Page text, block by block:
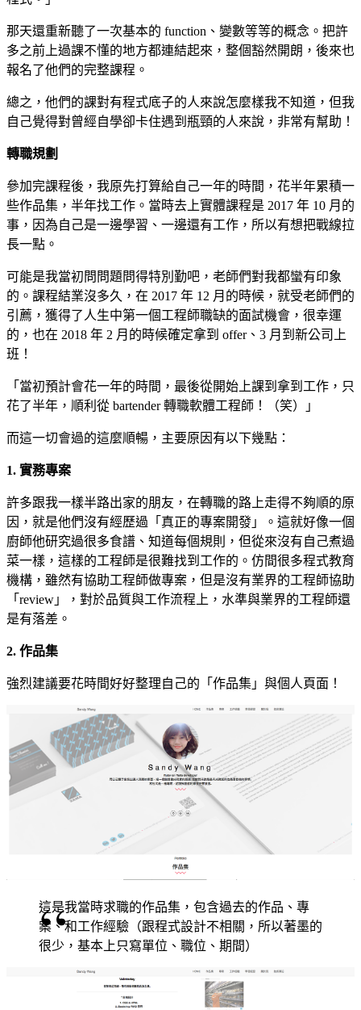
那天還重新聽了一次基本的 function、變數等等的概念。把許
多之前上過課不懂的地方都連結起來，整個豁然開朗，後來也
報名了他們的完整課程。
總之，他們的課對有程式底子的人來說怎麼樣我不知道，但我
自己覺得對曾經自學卻卡住遇到瓶頸的人來說，非常有幫助！
轉職規劃
參加完課程後，我原先打算給自己一年的時間，花半年累積一
些作品集，半年找工作。當時去上實體課程是 2017 年 10 月的
事，因為自己是一邊學習、一邊還有工作，所以有想把戰線拉
長一點。
可能是我當初問問題問得特別勤吧，老師們對我都蠻有印象
的。課程結業沒多久，在 2017 年 12 月的時候，就受老師們的
引薦，獲得了人生中第一個工程師職缺的面試機會，很幸運
的，也在 2018 年 2 月的時候確定拿到 offer、3 月到新公司上
班！
「當初預計會花一年的時間，最後從開始上課到拿到工作，只
花了半年，順利從 bartender 轉職軟體工程師！（笑）」
而這一切會過的這麼順暢，主要原因有以下幾點：
1. 實務專案
許多跟我一樣半路出家的朋友，在轉職的路上走得不夠順的原
因，就是他們沒有經歷過「真正的專案開發」。這就好像一個
廚師他研究過很多食譜、知道每個規則，但從來沒有自己煮過
菜一樣，這樣的工程師是很難找到工作的。仿間很多程式教育
機構，雖然有協助工程師做專案，但是沒有業界的工程師協助
「review」，對於品質與工作流程上，水準與業界的工程師還
是有落差。
2. 作品集
強烈建議要花時間好好整理自己的「作品集」與個人頁面！
這是我當時求職的作品集，包含過去的作品、專
案、和工作經驗（跟程式設計不相關，所以著墨的
很少，基本上只寫單位、職位、期間）